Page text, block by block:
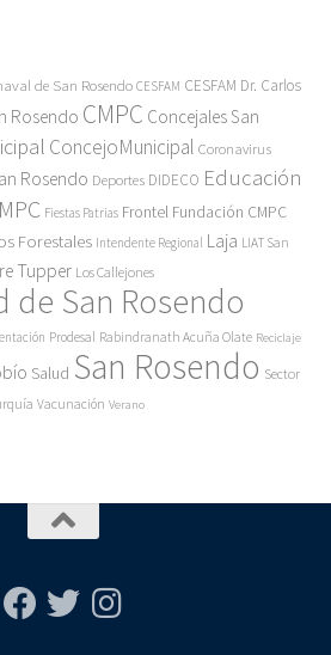
de San Rosendo CESFAM CESFAM Dr. Carlos
Rosendo CMPC Concejales San
ConcejoMunicipal Coronavirus
Rosendo Deportes DIDECO Educación
Fiestas Patrias Frontel Fundación CMPC
Forestales Intendente Regional Laja LIAT San
Tupper Los Callejones
de San Rosendo
Prodesal Rabindranath Acuña Olate Reciclaje
Salud San Rosendo Sector
Vacunación Verano